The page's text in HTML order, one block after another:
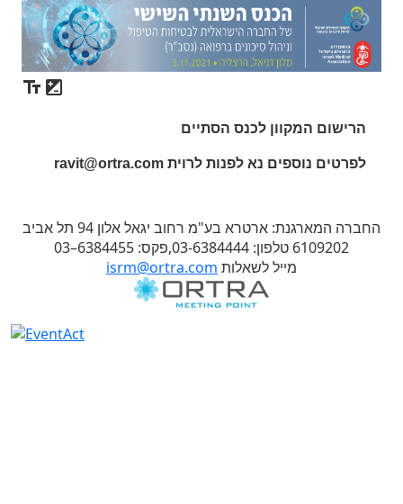
הרישום המקוון לכנס הסתיים
לפרטים נוספים נא לפנות לרוית ravit@ortra.com
החברה המארגנת: ארטרא בע"מ רחוב יגאל אלון 94 תל אביב
6109202 טלפון: 03-6384444,פקס: 6384455–03
isrm@ortra.com מייל לשאלות